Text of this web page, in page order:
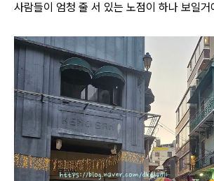
사람들이 엄청 줄 서 있는 노점이 하나 보일거